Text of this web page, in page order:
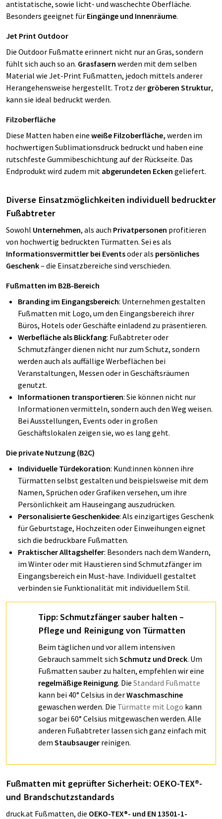
antistatische, sowie licht- und waschechte Oberfläche.
Besonders geeignet für Eingänge und Innenräume.
Jet Print Outdoor
Die Outdoor Fußmatte erinnert nicht nur an Gras, sondern
fühlt sich auch so an. Grasfasern werden mit dem selben
Material wie Jet-Print Fußmatten, jedoch mittels anderer
Herangehensweise hergestellt. Trotz der gröberen Struktur,
kann sie ideal bedruckt werden.
Filzoberfläche
Diese Matten haben eine weiße Filzoberfläche, werden im
hochwertigen Sublimationsdruck bedruckt und haben eine
rutschfeste Gummibeschichtung auf der Rückseite. Das
Endprodukt wird zudem mit abgerundeten Ecken geliefert.
Diverse Einsatzmöglichkeiten individuell bedruckter
Fußabtreter
Sowohl Unternehmen, als auch Privatpersonen profitieren
von hochwertig bedruckten Türmatten. Sei es als
Informationsvermittler bei Eventsoder als persönliches
Geschenk– die Einsatzbereiche sind verschieden.
Fußmatten im B2B-Bereich
Branding im Eingangsbereich: Unternehmen gestalten
Fußmatten mit Logo, um den Eingangsbereich ihrer
Büros, Hotels oder Geschäfte einladend zu präsentieren.
Werbefläche als Blickfang: Fußabtreter oder
Schmutzfänger dienen nicht nur zum Schutz, sondern
werden auch als auffällige Werbeflächen bei
Veranstaltungen, Messen oder in Geschäftsräumen
genutzt.
Informationen transportieren: Sie können nicht nur
Informationen vermitteln, sondern auch den Weg weisen.
Bei Ausstellungen, Events oder in großen
Geschäftslokalen zeigen sie, wo es lang geht.
Die private Nutzung (B2C)
Individuelle Türdekoration: Kund:innen können ihre
Türmatten selbst gestalten und beispielsweise mit dem
Namen, Sprüchen oder Grafiken versehen, um ihre
Persönlichkeit am Hauseingang auszudrücken.
Personalisierte Geschenkidee: Als einzigartiges Geschenk
für Geburtstage, Hochzeiten oder Einweihungen eignet
sich die bedruckbare Fußmatten.
Praktischer Alltagshelfer: Besonders nach dem Wandern,
im Winter oder mit Haustieren sind Schmutzfänger im
Eingangsbereich ein Must-have. Individuell gestaltet
verbinden sie Funktionalität mit individuellem Stil.
Tipp: Schmutzfänger sauber halten –
Pflege und Reinigung von Türmatten
Beim täglichen und vor allem intensiven
Gebrauch sammelt sich Schmutz und Dreck. Um
Fußmatten sauber zu halten, empfehlen wir eine
regelmäßige Reinigung. Die Standard Fußmatte
kann bei 40° Celsius in derWaschmaschine
gewaschen werden. Die Türmatte mit Logo kann
sogar bei 60° Celsius mitgewaschen werden. Alle
anderen Fußabtreter lassen sich ganz einfach mit
dem Staubsauger reinigen.
Fußmatten mit geprüfter Sicherheit: OEKO-TEX®-
und Brandschutzstandards
druck.at Fußmatten, die OEKO-TEX®- und EN 13501-1-